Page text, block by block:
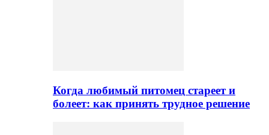
Когда любимый питомец стареет и
болеет: как принять трудное решение